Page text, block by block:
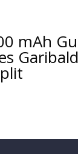
mAh